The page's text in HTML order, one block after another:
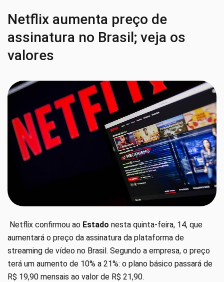
Netflix aumenta preço de
assinatura no Brasil; veja os
valores
Netflix confirmou ao Estado nesta quinta-feira, 14, que
aumentará o preço da assinatura da plataforma de
streaming de vídeo no Brasil. Segundo a empresa, o preço
terá um aumento de 10% a 21%: o plano básico passará de
R$ 19,90 mensais ao valor de R$ 21,90.